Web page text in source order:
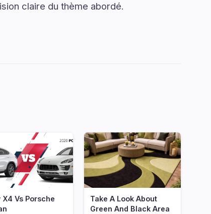
claire du thème abordé.
X4 Vs Porsche
Take A Look About
Green And Black Area